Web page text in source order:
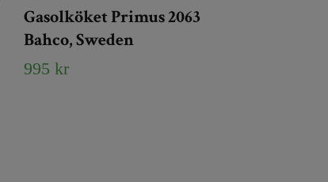
Gasolköket Primus 2063
Bahco, Sweden
995 kr